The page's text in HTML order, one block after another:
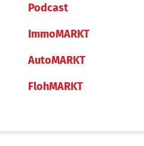
Podcast
ImmoMARKT
AutoMARKT
FlohMARKT